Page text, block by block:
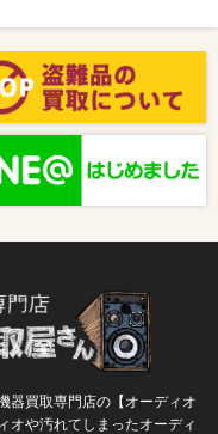
器買取専門店の【オーディオ
オや汚れてしまったオーディ